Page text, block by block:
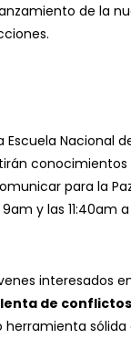
de la
Escuela
para la
y las
interesados
de